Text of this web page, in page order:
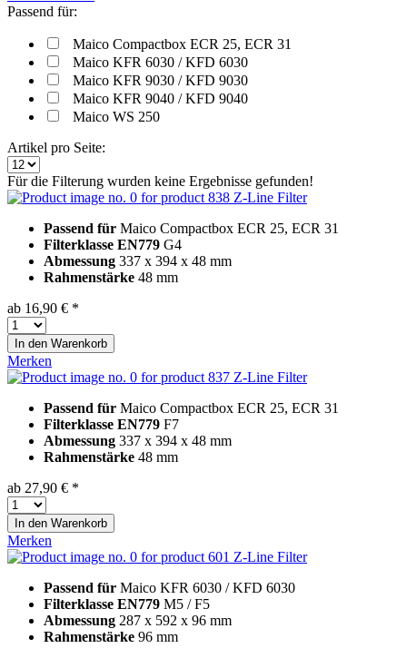
Passend für:
Maico Compactbox ECR 25, ECR 31
Maico KFR 6030 / KFD 6030
Maico KFR 9030 / KFD 9030
Maico KFR 9040 / KFD 9040
Maico WS 250
Artikel pro Seite:
Für die Filterung wurden keine Ergebnisse gefunden!
Z-Line Filter
Passend für Maico Compactbox ECR 25, ECR 31
Filterklasse EN779 G4
Abmessung 337 x 394 x 48 mm
Rahmenstärke 48 mm
ab 16,90 € *
In den Warenkorb
Merken
Z-Line Filter
Passend für Maico Compactbox ECR 25, ECR 31
Filterklasse EN779 F7
Abmessung 337 x 394 x 48 mm
Rahmenstärke 48 mm
ab 27,90 € *
In den Warenkorb
Merken
Z-Line Filter
Passend für Maico KFR 6030 / KFD 6030
Filterklasse EN779 M5 / F5
Abmessung 287 x 592 x 96 mm
Rahmenstärke 96 mm